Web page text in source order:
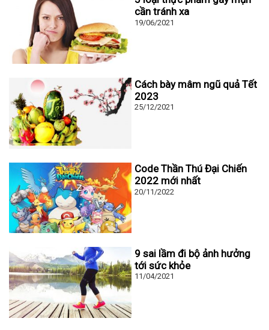
cần tránh xa
19/06/2021
Cách bày mâm ngũ quả Tết
2023
25/12/2021
Code Thần Thú Đại Chiến
2022 mới nhất
20/11/2022
9 sai lầm đi bộ ảnh hưởng
tới sức khỏe
11/04/2021